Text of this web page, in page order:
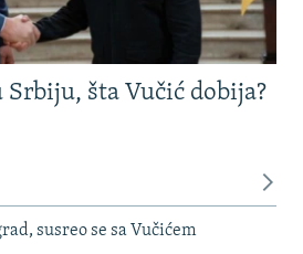
Srbiju, šta Vučić dobija?
susreo se sa Vučićem